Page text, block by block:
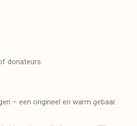
donateurs.
– een origineel en warm gebaar.